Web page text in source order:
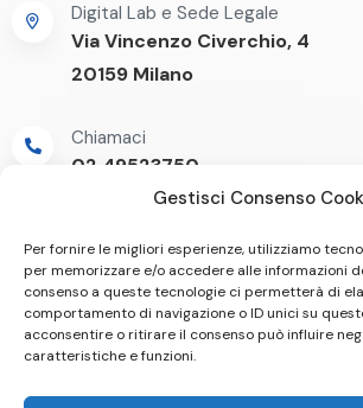
Gestisci Consenso
Per fornire le migliori esperienze, utilizziamo
per memorizzare e/o accedere alle informazioni
consenso a queste tecnologie ci permetterà di
comportamento di navigazione o ID unici su
acconsentire o ritirare il consenso può influire
caratteristiche e funzioni.
Digital Lab e Sede Legale
Via Vincenzo Civerchio, 4
20159 Milano
Chiamaci
02.49523750